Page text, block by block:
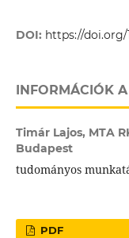
DOI: https://doi.org/
INFORMÁCIÓK
Timár Lajos, MTA
Budapest
tudományos
PDF